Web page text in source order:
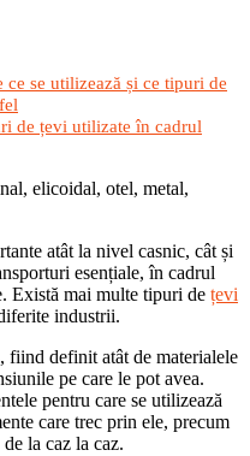
se utilizează și ce tipuri de
de țevi utilizate în cadrul
atât la nivel casnic, cât și
esențiale, în cadrul
Există mai multe tipuri de țevi
industrii.
fiind definit atât de materialele
pe care le pot avea.
pentru care se utilizează
care trec prin ele, precum
la caz la caz.